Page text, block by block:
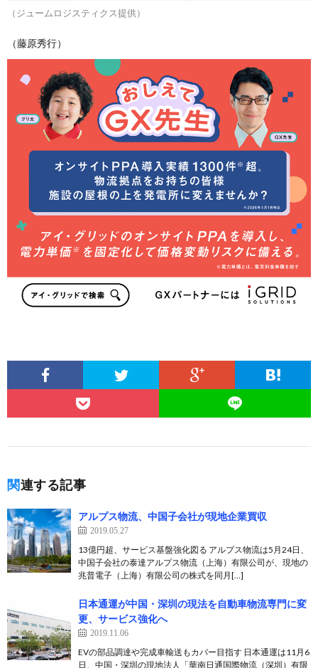
（ジュームロジスティクス提供）
（藤原秀行）
関連する記事
アルプス物流、中国子会社が現地企業買収
2019.05.27
13億円超、サービス基盤強化図る アルプス物流は5月24日、
中国子会社の泰達アルプス物流（上海）有限公司が、現地の
兆普電子（上海）有限公司の株式を同月[…]
日本通運が中国・深圳の現法を自動車物流専門に変
更、サービス強化へ
2019.11.06
EVの部品調達や完成車輸送もカバー目指す 日本通運は11月6
日、中国・深圳の現地法人「華南日通国際物流（深圳）有限